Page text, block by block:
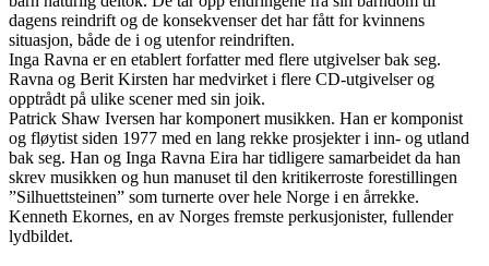
dagens reindrift og de konsekvenser det har fått for kvinnens
situasjon, både de i og utenfor reindriften.
Inga Ravna er en etablert forfatter med flere utgivelser bak seg.
Ravna og Berit Kirsten har medvirket i flere CD-utgivelser og
opptrådt på ulike scener med sin joik.
Patrick Shaw Iversen har komponert musikken. Han er komponist
og fløytist siden 1977 med en lang rekke prosjekter i inn- og utland
bak seg. Han og Inga Ravna Eira har tidligere samarbeidet da han
skrev musikken og hun manuset til den kritikerroste forestillingen
”Silhuettsteinen” som turnerte over hele Norge i en årrekke.
Kenneth Ekornes, en av Norges fremste perkusjonister, fullender
lydbildet.